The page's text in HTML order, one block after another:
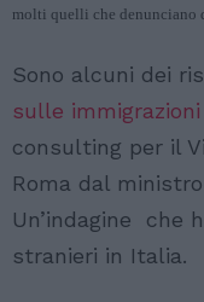
molti quelli che denunciano
Sono alcuni dei
sulle immigrazioni
consulting per il
Roma dal
Un’indagine che
stranieri in Italia.